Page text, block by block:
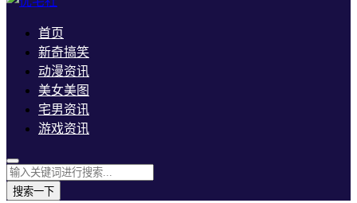
首页
新奇搞笑
动漫资讯
美女美图
宅男资讯
游戏资讯
搜索一下